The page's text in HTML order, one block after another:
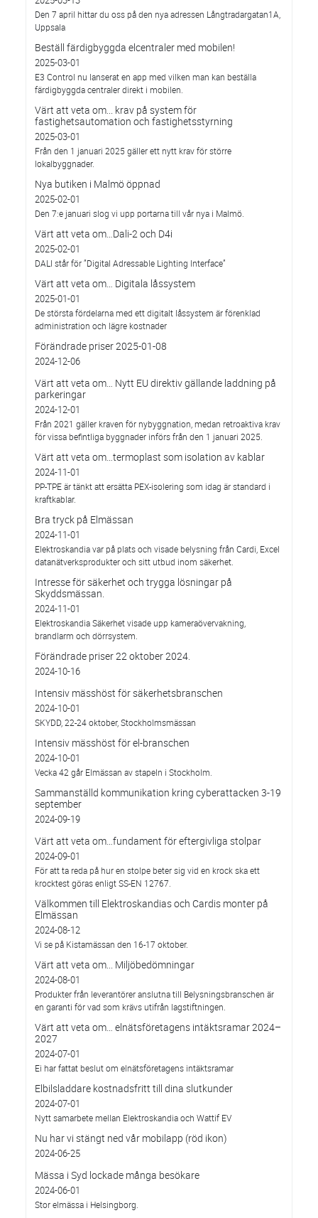
Den 7 april hittar du oss på den nya adressen Långtradargatan1A,
Uppsala
Beställ färdigbyggda elcentraler med mobilen!
2025-03-01
E3 Control nu lanserat en app med vilken man kan beställa
färdigbyggda centraler direkt i mobilen.
Värt att veta om... krav på system för
fastighetsautomation och fastighetsstyrning
2025-03-01
Från den 1 januari 2025 gäller ett nytt krav för större
lokalbyggnader.
Nya butiken i Malmö öppnad
2025-02-01
Den 7:e januari slog vi upp portarna till vår nya i Malmö.
Värt att veta om…Dali-2 och D4i
2025-02-01
DALI står för ”Digital Adressable Lighting Interface”
Värt att veta om… Digitala låssystem
2025-01-01
De största fördelarna med ett digitalt låssystem är förenklad
administration och lägre kostnader
Förändrade priser 2025-01-08
2024-12-06
Värt att veta om… Nytt EU direktiv gällande laddning på
parkeringar
2024-12-01
Från 2021 gäller kraven för nybyggnation, medan retroaktiva krav
för vissa befintliga byggnader införs från den 1 januari 2025.
Värt att veta om…termoplast som isolation av kablar
2024-11-01
PP-TPE är tänkt att ersätta PEX-isolering som idag är standard i
kraftkablar.
Bra tryck på Elmässan
2024-11-01
Elektroskandia var på plats och visade belysning från Cardi, Excel
datanätverksprodukter och sitt utbud inom säkerhet.
Intresse för säkerhet och trygga lösningar på
Skyddsmässan.
2024-11-01
Elektroskandia Säkerhet visade upp kameraövervakning,
brandlarm och dörrsystem.
Förändrade priser 22 oktober 2024.
2024-10-16
Intensiv mässhöst för säkerhetsbranschen
2024-10-01
SKYDD, 22-24 oktober, Stockholmsmässan
Intensiv mässhöst för el-branschen
2024-10-01
Vecka 42 går Elmässan av stapeln i Stockholm.
Sammanställd kommunikation kring cyberattacken 3-19
september
2024-09-19
Värt att veta om…fundament för eftergivliga stolpar
2024-09-01
För att ta reda på hur en stolpe beter sig vid en krock ska ett
krocktest göras enligt SS-EN 12767.
Välkommen till Elektroskandias och Cardis monter på
Elmässan
2024-08-12
Vi se på Kistamässan den 16-17 oktober.
Värt att veta om... Miljöbedömningar
2024-08-01
Produkter från leverantörer anslutna till Belysningsbranschen är
en garanti för vad som krävs utifrån lagstiftningen.
Värt att veta om… elnätsföretagens intäktsramar 2024–
2027
2024-07-01
Ei har fattat beslut om elnätsföretagens intäktsramar
Elbilsladdare kostnadsfritt till dina slutkunder
2024-07-01
Nytt samarbete mellan Elektroskandia och Wattif EV
Nu har vi stängt ned vår mobilapp (röd ikon)
2024-06-25
Mässa i Syd lockade många besökare
2024-06-01
Stor elmässa i Helsingborg.